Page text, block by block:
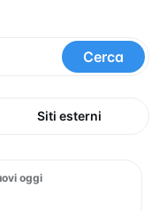
Cerca
Siti esterni
oggi